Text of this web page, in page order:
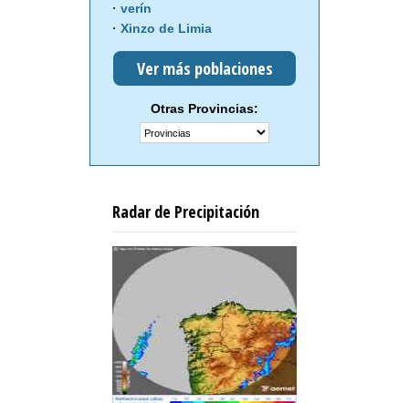
verín
Xinzo de Limia
Ver más poblaciones
Otras Provincias:
Radar de Precipitación